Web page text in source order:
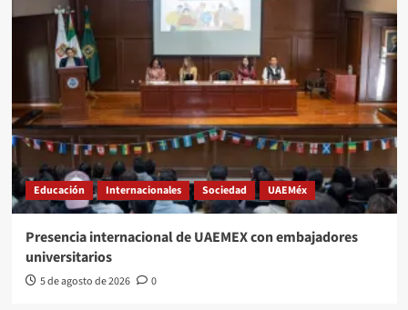
Educación Internacionales Sociedad UAEMéx
Presencia internacional de UAEMEX con embajadores
universitarios
5 de agosto de 2026 0